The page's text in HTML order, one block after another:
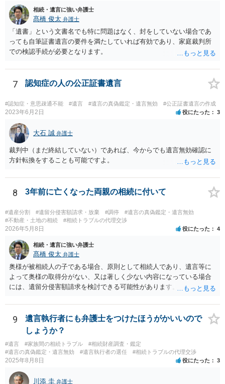
相続・遺言に強い弁護士
髙橋 俊太 弁護士
「遺書」という文書名でも特に問題はなく、封をしていない場合であ
っても自筆証書遺言の要件を満たしていれば有効であり、家庭裁判所
での検認手続が必要となります。
7 認知症の人の公正証書遺言
#認知症・意思疎通不能 #遺言 #遺言の真偽鑑定・遺言無効 #公正証書遺言の作成
2023年6月2日 役にたった 3
大石 誠 弁護士
裁判中（まだ終結していない）であれば、今からでも遺言無効確認に
方針転換をすることも可能ですよ。
8 3年前に亡くなった両親の相続に付いて
#遺産分割 #遺留分侵害額請求・放棄 #調停
#遺言の真偽鑑定・遺言無効
#不動産・土地の相続
#相続トラブルの代理交渉
2026年5月8日 役にたった 4
相続・遺言に強い弁護士
髙橋 俊太 弁護士
奥様が被相続人の子である場合、原則として相続人であり、遺言等に
よって奥様の取得分がない、又は著しく少ない内容になっている場合
には、遺留分侵害額請求を検討できる可能性があります。ただし、
記の義務化に関する説明と混同されている可能性があります。相続登
記については、不動産を相続で取得したことを知った日から３年以内
に申請する義務があります。一方、遺留分侵害額請求は、相続開始お
よび遺留分を侵害する贈与・遺贈があったことを知った時から１年で
時効にかかります。また、相続開始から１０年が経過すると、認識の
有無にかかわらず行使できなくなります。 奥様がご両親の死亡を最近
効がいつから進むかは慎重に検討する必要があります。ただし、死亡
9
遺言執行者にも弁護士をつけたほうがかいいので
しょうか？
#遺言 #家族間の相続トラブル
#相続財産調査・鑑定
#遺言の真偽鑑定・遺言無効
#遺言執行者の選任 #相続トラブルの代理交渉
2025年8月8日 役にたった 3
川添 圭 弁護士